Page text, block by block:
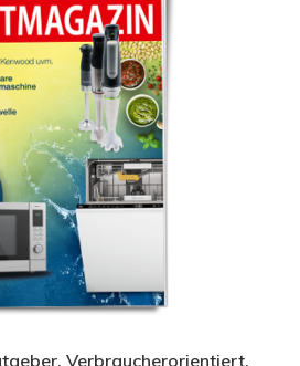
Verbraucherorientiert.